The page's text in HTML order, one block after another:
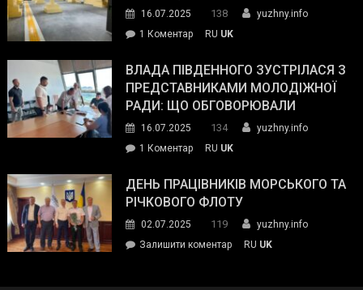
спільний
окупанти.
Маємо
діяти
команда
пожежу
у
16.07.2025 138
yuzhny.info
1 Коментардо
Південного
провів
інспекцію
укриття
RU UK
ВЛАДА ПІВДЕННОГО ЗУСТРІЛАСЯ З
ПРЕДСТАВНИКАМИ МОЛОДІЖНОЇ
РАДИ: ЩО ОБГОВОРЮВАЛИ
16.07.2025 134
yuzhny.info
1 Коментардо
Південного
зустрілася
представниками
молодіжної
RU UK
ДЕНЬ ПРАЦІВНИКІВ МОРСЬКОГО ТА
РІЧКОВОГО ФЛОТУ
02.07.2025 119
yuzhny.info
Залишити коментарon
RU UK